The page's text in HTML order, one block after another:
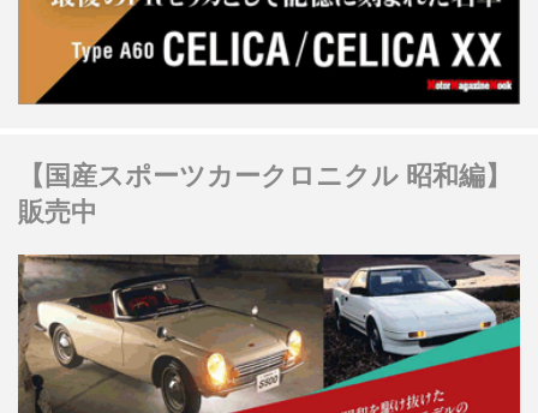
【国産スポーツカークロニクル 昭和編】
販売中